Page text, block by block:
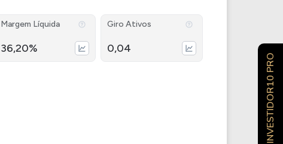
Margem Líquida
36,20%
Giro Ativos
0,04
INVESTIDOR10 PRO